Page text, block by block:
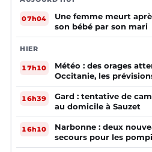
07h04
Une femme meurt
son bébé par son mari
HIER
17h10
Météo : des orages
Occitanie, les
16h39
Gard : tentative de
au domicile à Sauzet
16h10
Narbonne : deux
secours pour les